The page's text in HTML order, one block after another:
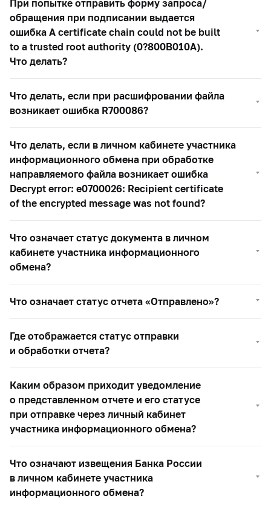
При попытке отправить форму запроса/
обращения при подписании выдается
ошибка A certificate chain could not be built
to a trusted root authority (0?800B010A).
Что делать?
Что делать, если при расшифровании файла
возникает ошибка R700086?
Что делать, если в личном кабинете участника
информационного обмена при обработке
направляемого файла возникает ошибка
Decrypt error: e0700026: Recipient certificate
of the encrypted message was not found?
Что означает статус документа в личном
кабинете участника информационного
обмена?
Что означает статус отчета «Отправлено»?
Где отображается статус отправки
и обработки отчета?
Каким образом приходит уведомление
о представленном отчете и его статусе
при отправке через личный кабинет
участника информационного обмена?
Что означают извещения Банка России
в личном кабинете участника
информационного обмена?